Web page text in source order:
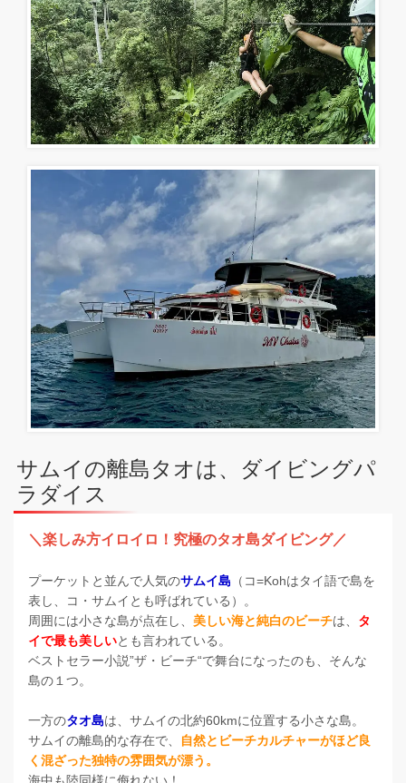
サムイの離島タオは、ダイビングパ
ラダイス
＼楽しみ方イロイロ！究極のタオ島ダイビング／
プーケットと並んで人気のサムイ島 （コ=Kohはタイ語で島を
表し、コ・サムイとも呼ばれている）。
周囲には小さな島が点在し、 美しい海と純白のビーチは、 タ
イで最も美しいとも言われている。
ベストセラー小説”ザ・ビーチ“で舞台になったのも、そんな
島の１つ。
一方のタオ島は、サムイの北約60kmに位置する小さな島。
サムイの離島的な存在で、
自然とビーチカルチャーがほど良
く混ざった独特の雰囲気が漂う。
海中も陸同様に侮れない！